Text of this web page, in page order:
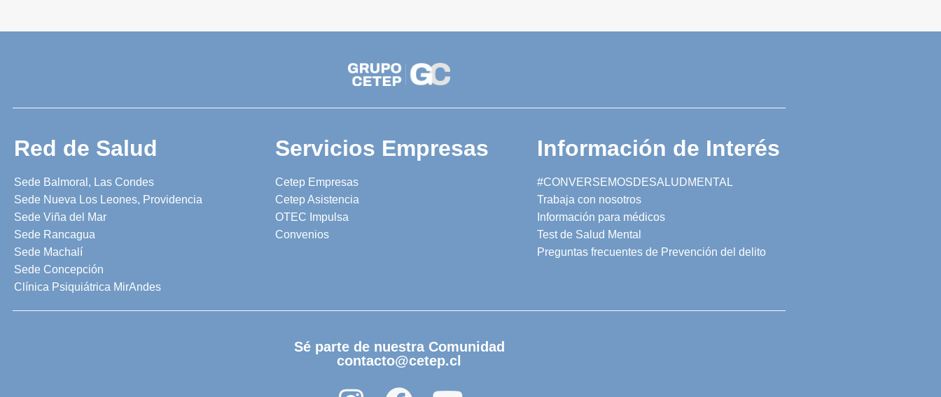
Red de Salud
Sede Balmoral, Las Condes
Sede Nueva Los Leones, Providencia
Sede Viña del Mar
Sede Rancagua
Sede Machalí
Sede Concepción
Clínica Psiquiátrica MirAndes
Servicios Empresas
Cetep Empresas
Cetep Asistencia
OTEC Impulsa
Convenios
Información de Interés
#CONVERSEMOSDESALUDMENTAL
Trabaja con nosotros
Información para médicos
Test de Salud Mental
Preguntas frecuentes de Prevención del delito
Sé parte de nuestra Comunidad
contacto@cetep.cl